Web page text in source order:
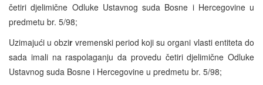
četiri djelimične Odluke Ustavnog suda Bosne i Hercegovine u
predmetu br. 5/98;
Uzimajući u obzirvremenski period koji su organi vlasti entiteta do
sada imali na raspolaganju da provedu četiri djelimične Odluke
Ustavnog suda Bosne i Hercegovine u predmetu br. 5/98;